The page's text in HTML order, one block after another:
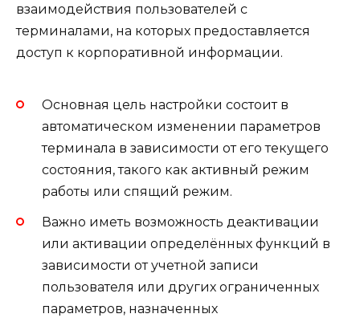
взаимодействия пользователей с
терминалами, на которых предоставляется
доступ к корпоративной информации.
Основная цель настройки состоит в
автоматическом изменении параметров
терминала в зависимости от его текущего
состояния, такого как активный режим
работы или спящий режим.
Важно иметь возможность деактивации
или активации определённых функций в
зависимости от учетной записи
пользователя или других ограниченных
параметров, назначенных